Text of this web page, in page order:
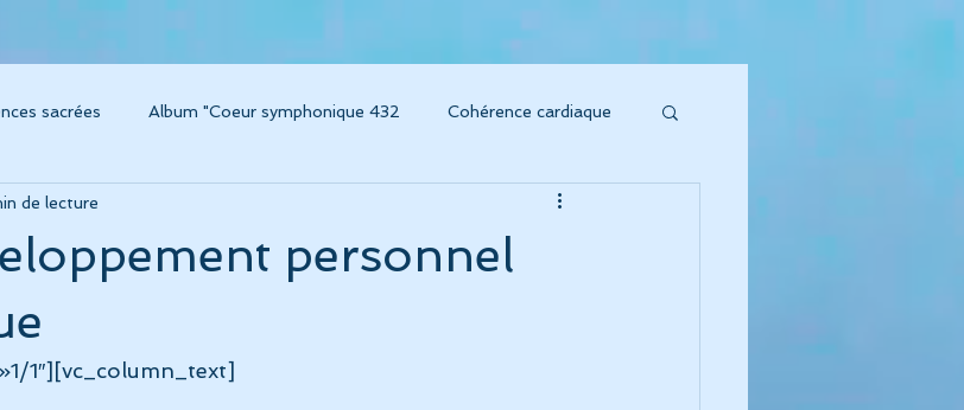
sacrées Album "Coeur symphonique 432 Cohérence cardiaque
Instruments thérapeutiques
432"
personnel
de lecture
1″][vc_column_text]